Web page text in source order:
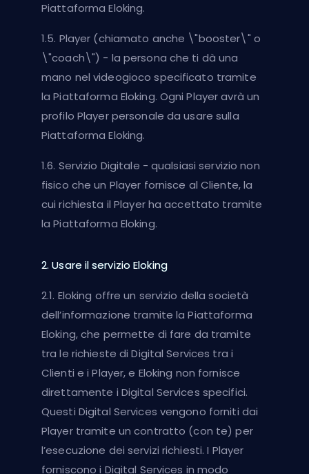
Piattaforma Eloking.
1.5. Player (chiamato anche \"booster\" o
\"coach\") - la persona che ti dà una
mano nel videogioco specificato tramite
la Piattaforma Eloking. Ogni Player avrà un
profilo Player personale da usare sulla
Piattaforma Eloking.
1.6. Servizio Digitale - qualsiasi servizio non
fisico che un Player fornisce al Cliente, la
cui richiesta il Player ha accettato tramite
la Piattaforma Eloking.
2. Usare il servizio Eloking
2.1. Eloking offre un servizio della società
dell’informazione tramite la Piattaforma
Eloking, che permette di fare da tramite
tra le richieste di Digital Services tra i
Clienti e i Player, e Eloking non fornisce
direttamente i Digital Services specifici.
Questi Digital Services vengono forniti dai
Player tramite un contratto (con te) per
l’esecuzione dei servizi richiesti. I Player
forniscono i Digital Services in modo